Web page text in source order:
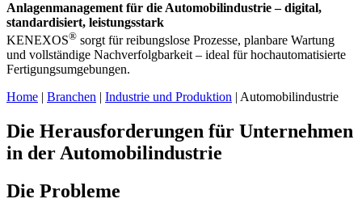
Anlagenmanagement für die Automobilindustrie – digital,
standardisiert, leistungsstark
KENEXOS® sorgt für reibungslose Prozesse, planbare Wartung
und vollständige Nachverfolgbarkeit – ideal für hochautomatisierte
Fertigungsumgebungen.
Home | Branchen | Industrie und Produktion | Automobilindustrie
Die Herausforderungen für Unternehmen
in der Automobilindustrie
Die Probleme